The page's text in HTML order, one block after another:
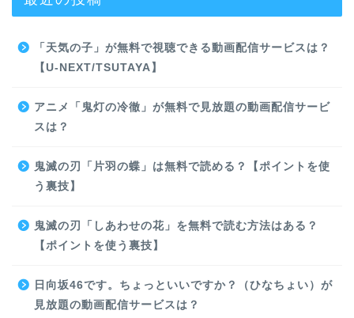
「天気の子」が無料で視聴できる動画配信サービスは？
【U-NEXT/TSUTAYA】
アニメ「鬼灯の冷徹」が無料で見放題の動画配信サービ
スは？
鬼滅の刃「片羽の蝶」は無料で読める？【ポイントを使
う裏技】
鬼滅の刃「しあわせの花」を無料で読む方法はある？
【ポイントを使う裏技】
日向坂46です。ちょっといいですか？（ひなちょい）が
見放題の動画配信サービスは？